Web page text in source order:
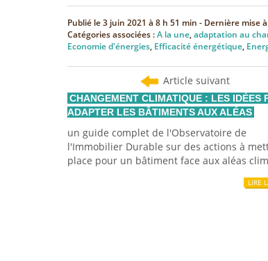
Publié le3 juin 2021 à 8 h 51 min - Dernière mise
Catégories associées :A la une,adaptation au
Economie d'énergies, Efficacité énergétique,
Article suivant
CHANGEMENT CLIMATIQUE : LES IDÉES
ADAPTER LES BÂTIMENTS AUX ALÉAS
un guide complet de l'Observatoire de
l'Immobilier Durable sur des actions à
place pour un bâtiment face aux aléas
LIRE